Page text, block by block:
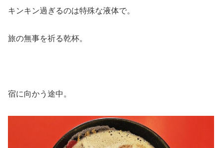
キンキン過ぎるのは特殊な液体で。
旅の無事を祈る乾杯。
宿に向かう途中。